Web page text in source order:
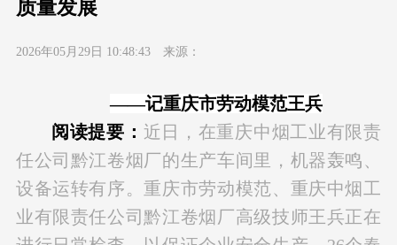
质量发展
2026年05月29日 10:48:43 来源：
——记重庆市劳动模范王兵
阅读提要： 近日，在重庆中烟工业有限责
任公司黔江卷烟厂的生产车间里，机器轰鸣、
设备运转有序。重庆市劳动模范、重庆中烟工
业有限责任公司黔江卷烟厂高级技师王兵正在